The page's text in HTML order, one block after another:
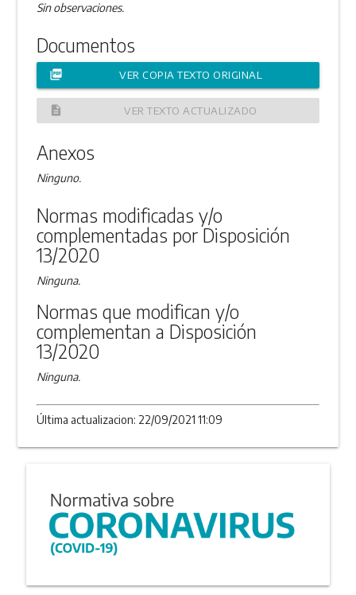
Sin observaciones.
Documentos
picture_as_pdf VER COPIA TEXTO ORIGINAL
description VER TEXTO ACTUALIZADO
Anexos
Ninguno.
Normas modificadas y/o
complementadas por Disposición
13/2020
Ninguna.
Normas que modifican y/o
complementan a Disposición
13/2020
Ninguna.
Última actualizacion: 22/09/2021 11:09